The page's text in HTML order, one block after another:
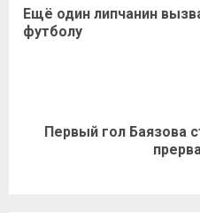
Ещё один липчанин
футболу
Первый гол Баязова